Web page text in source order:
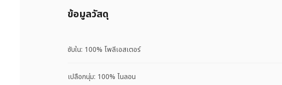
ข้อมูลวัสดุ
ซับใน: 100% โพลีเอสเตอร์
เปลือกนุ่ม: 100% ไนลอน